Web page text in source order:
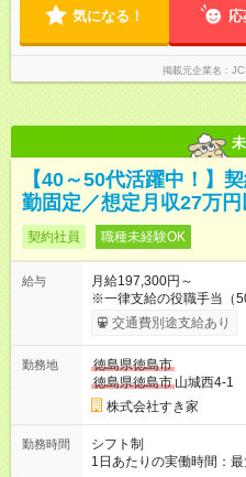
気になる！ 応
掲載元企業名
【40～50代活躍中！
勤固定／想定月収27万
契約社員 職種未経験OK
給与
月給197,300円～
※一律支給の役職手当（
給。 ※深夜勤務手当は、
月収27万円以上 ※最大4
交通費別途支給あり
勤務地
徳島県徳島市
徳島県徳島市 山城西4-1
株式会社すき家
勤務時間
シフト制
1日あたりの実働時間：